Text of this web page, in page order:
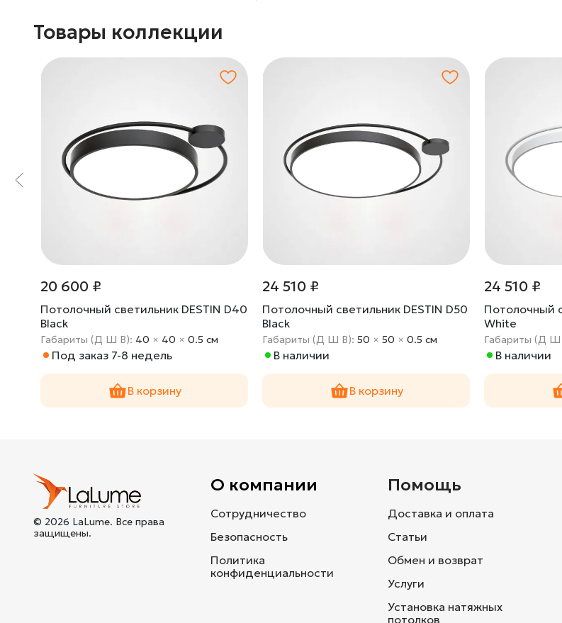
Товары коллекции
20 600 ₽
Потолочный светильник DESTIN D40
Black
Габариты (Д Ш В): 40 × 40 ×0.5 cм
Под заказ 7-8 недель
В корзину
24 510 ₽
Потолочный светильник DESTIN D50
Black
Габариты (Д Ш В):50 ×50 ×0.5 cм
В наличии
В корзину
24 510 ₽
Потолочный
White
Габариты (Д
В наличии
© 2026 LaLume. Все права
защищены.
О компании
Сотрудничество
Безопасность
Политика
конфиденциальности
Помощь
Доставка и оплата
Статьи
Обмен и возврат
Услуги
Установка натяжных
потолков